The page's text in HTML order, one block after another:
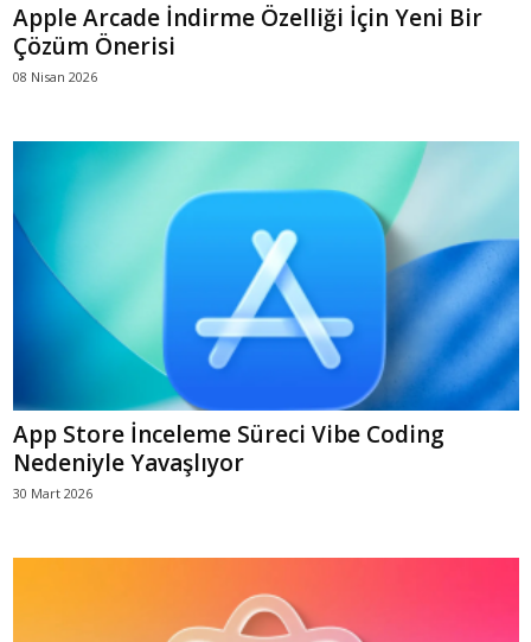
Apple Arcade İndirme Özelliği İçin Yeni Bir
Çözüm Önerisi
08 Nisan 2026
App Store İnceleme Süreci Vibe Coding
Nedeniyle Yavaşlıyor
30 Mart 2026